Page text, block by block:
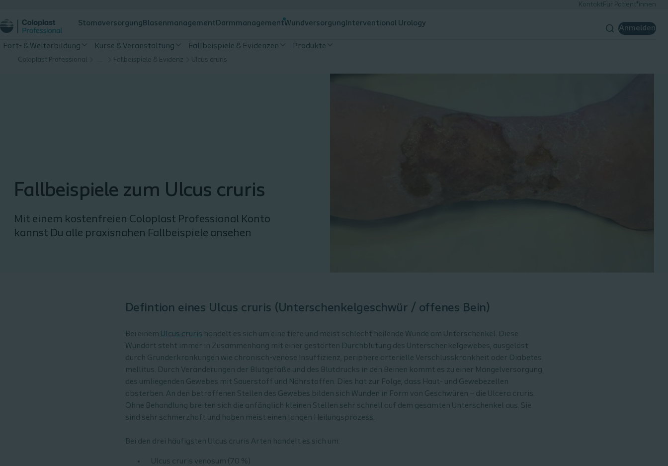
KontaktFür Patient*innen
Stomaversorgung Blasenmanagement DarmmanagementWundversorgung Interventional Urology
Anmelden
Fort- & Weiterbildung Kurse & Veranstaltung Fallbeispiele & Evidenzen Produkte
Coloplast Professional Fallbeispiele & Evidenz Ulcus cruris
Fallbeispiele zum Ulcus cruris
Mit einem kostenfreien Coloplast Professional Konto
kannst Du alle praxisnahen Fallbeispiele ansehen
Defintion eines Ulcus cruris (Unterschenkelgeschwür / offenes Bein)
Bei einem Ulcus cruris handelt es sich um eine tiefe und meist schlecht heilende Wunde am Unterschenkel. Diese
Wundart steht immer in Zusammenhang mit einer gestörten Durchblutung des Unterschenkelgewebes, ausgelöst
durch Grunderkrankungen wie chronisch-venöse Insuffizienz, periphere arterielle Verschlusskrankheit oder Diabetes
mellitus. Durch Veränderungen der Blutgefäße und des Blutdrucks in den Beinen kommt es zu einer Mangelversorgung
des umliegenden Gewebes mit Sauerstoff und Nährstoffen. Dies hat zur Folge, dass Haut- und Gewebezellen
absterben. An den betroffenen Stellen des Gewebes bilden sich Wunden in Form von Geschwüren – die Ulcera cruris.
Ohne Behandlung breiten sich die anfänglich kleinen Stellen sehr schnell auf dem gesamten Unterschenkel aus. Sie
sind sehr schmerzhaft und haben meist einen langen Heilungsprozess.
Bei den drei häufigsten Ulcus cruris Arten handelt es sich um:
Ulcus cruris venosum (70 %)